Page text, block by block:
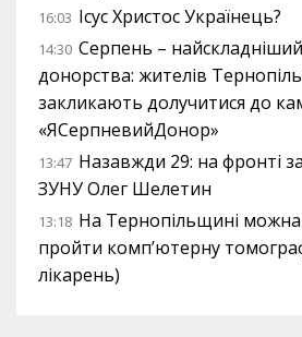
16:03 Ісус Христос Українець?
14:30 Серпень –
донорства: жителів
закликають долучитися до
«ЯСерпневийДонор»
13:47 Назавжди 29: на фронті
ЗУНУ Олег Шелетин
13:18 На Тернопільщині
пройти комп’ютерну
лікарень)